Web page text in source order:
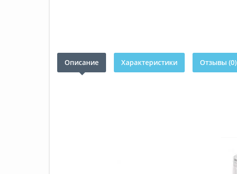
Описание Характеристики Отзывы (0)